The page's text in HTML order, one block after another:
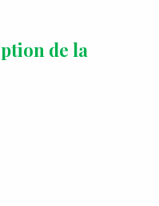
de la